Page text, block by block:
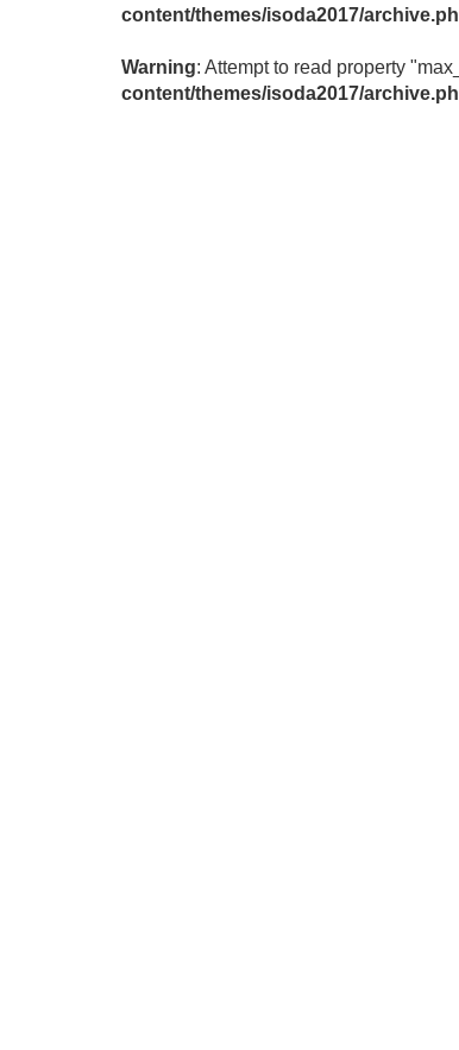
content/themes/isoda2017/
Warning: Attempt to read property
content/themes/isoda2017/